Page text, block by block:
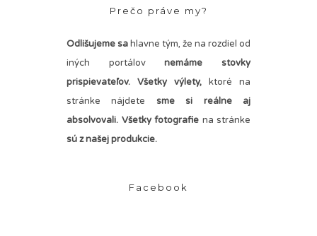
Prečo práve my?
Odlišujeme sahlavne tým, že na rozdiel od
iných portálovnemáme stovky
prispievateľov. Všetky výlety, ktoré na
stránke nájdete sme si reálne aj
absolvovali. Všetky fotografie na stránke
sú z našej produkcie.
Facebook